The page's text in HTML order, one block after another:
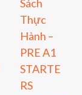
Sách
Thực
Hành –
PRE A1
STARTE
RS